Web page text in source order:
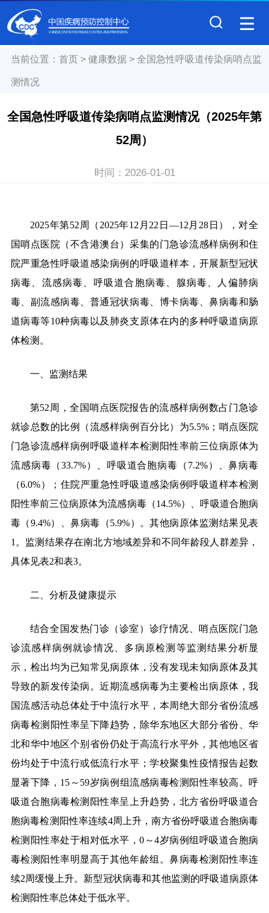
当前位置： 首页> 健康数据> 全国急性呼吸道传染病哨点监
测情况
全国急性呼吸道传染病哨点监测情况（2025年第
52周）
时间： 2026-01-01
2025年第52周（2025年12月22日—12月28日），对全
国哨点医院（不含港澳台）采集的门急诊流感样病例和住
院严重急性呼吸道感染病例的呼吸道样本，开展新型冠状
病毒、流感病毒、呼吸道合胞病毒、腺病毒、人偏肺病
毒、副流感病毒、普通冠状病毒、博卡病毒、鼻病毒和肠
道病毒等10种病毒以及肺炎支原体在内的多种呼吸道病原
体检测。
一、监测结果
第52 周，全国哨点医院报告的流感样病例数占门急诊
就诊总数的比例（流感样病例百分比）为5.5%；哨点医院
门急诊流感样病例呼吸道样本检测阳性率前三位病原体为
流感病毒（33.7%）、呼吸道合胞病毒（ 7.2%）、鼻病毒
（6.0%）；住院严重急性呼吸道感染病例呼吸道样本检测
阳性率前三位病原体为流感病毒（14.5%）、呼吸道合胞病
毒（9.4%）、鼻病毒（5.9%）。其他病原体监测结果见表
1。监测结果存在南北方地域差异和不同年龄段人群差异，
具体见表2和表3。
二、分析及健康提示
结合全国发热门诊（诊室）诊疗情况、哨点医院门急
诊流感样病例就诊情况、多病原检测等监测结果分析显
示，检出均为已知常见病原体，没有发现未知病原体及其
导致的新发传染病。近期流感病毒为主要检出病原体，我
国流感活动总体处于中流行水平，本周绝大部分省份流感
病毒检测阳性率呈下降趋势，除华东地区大部分省份、华
北和华中地区个别省份仍处于高流行水平外，其他地区省
份均处于中流行或低流行水平；学校聚集性疫情报告起数
显著下降， 15～59岁病例组流感病毒检测阳性率较高。呼
吸道合胞病毒检测阳性率呈上升趋势，北方省份呼吸道合
胞病毒检测阳性率连续4周上升，南方省份呼吸道合胞病毒
检测阳性率处于相对低水平，0～4岁病例组呼吸道合胞病
毒检测阳性率明显高于其他年龄组。鼻病毒检测阳性率连
续2周缓慢上升。新型冠状病毒和其他监测的呼吸道病原体
检测阳性率总体处于低水平。